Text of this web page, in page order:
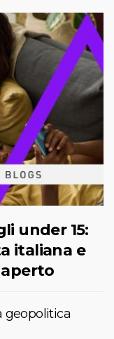
under 15:
italiana e
geopolitica